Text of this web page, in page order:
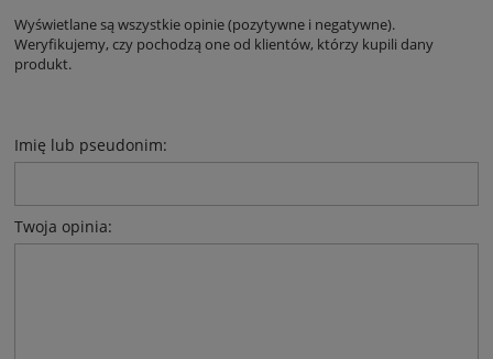
Wyświetlane są wszystkie opinie (pozytywne i negatywne).
Weryfikujemy, czy pochodzą one od klientów, którzy kupili dany
produkt.
Imię lub pseudonim:
Twoja opinia: